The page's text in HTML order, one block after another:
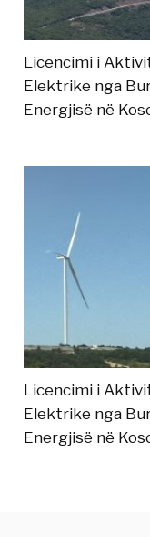
Licencimi i
Elektrike nga
Energjisë në
Licencimi i
Elektrike nga
Energjisë në